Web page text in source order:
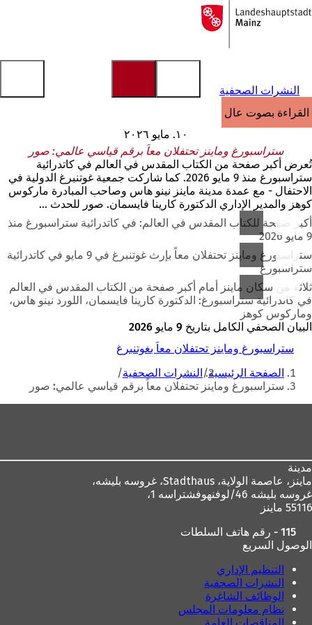
الانتقال إلى المحتوى
إلى
الصفحة
النشرات الصحفية
القراءة بصوت عالٍ
١٠. مايو ٢٠٢٦
ستراسبورغ وماينز تحتفلان معاً برقم قياسي عالمي: صور
تُعرض أكبر صفحة من الكتاب المقدس في العالم في كاتدرائية
ستراسبورغ منذ 9 مايو 2026. كما شاركت جمعية غوتنبرغ الدولية في
الاحتفال - مع عمدة مدينة ماينز نينو هاس وصاحب المبادرة ماركوس
كوهز والمدير الإداري الدكتورة كارينا فايسمان. صور للحدث ...
أكبر صفحة للكتاب المقدس في العالم: في كاتدرائية ستراسبورغ منذ
9 مايو 2026
ستراسبورغ وماينز تحتفلان معاً بإرث غوتنبرغ في 9 مايو في كاتدرائية
ستراسبورغ
ثلاثة من سكان ماينز أمام أكبر صفحة من الكتاب المقدس في العالم
في كاتدرائية ستراسبورغ: الدكتورة كارينا فايسمان، اللورد نينو هاس،
وماركوس كوهز
البيان الصحفي الكامل بتاريخ 9 مايو 2026
ستراسبورغ وماينز تحتفلان معاً بغوتنبرغ
أنت
هنا
الصفحة الرئيسية
النشرات الصحفية
ستراسبورغ وماينز تحتفلان معاً برقم قياسي عالمي: صور
مدينة
ماينز، عاصمة الولاية،
غروسه بليشه 46/لوفنهوفشتراسه 1،
55116 ماينز
115 - رقم هاتف السلطات
الوصول السريع
التنظيم الإداري
النشرات الصحفية
الوظائف الشاغرة
نظام معلومات المجلس